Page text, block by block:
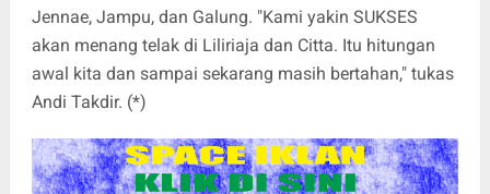
Jennae, Jampu, dan Galung. "Kami yakin SUKSES
akan menang telak di Liliriaja dan Citta. Itu hitungan
awal kita dan sampai sekarang masih bertahan," tukas
Andi Takdir. (*)